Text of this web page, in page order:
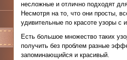
несложные и отлично подходят
Несмотря на то, что они просты,
удивительные по красоте узоры с
Есть большое множество таких
получить без проблем разные
запоминающийся и красивый.